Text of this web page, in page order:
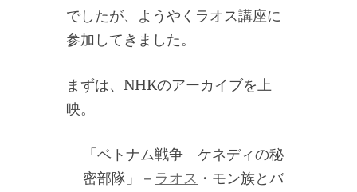
でしたが、ようやくラオス講座に
参加してきました。
まずは、NHKのアーカイブを上
映。
「ベトナム戦争 ケネディの秘
密部隊」－ ラオス ・モン族とバ